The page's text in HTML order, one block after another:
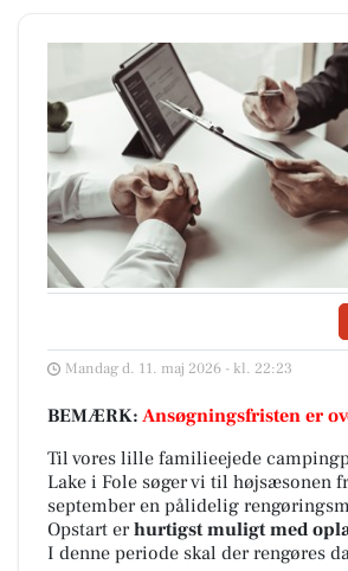
Mandag d. 11. maj 2026 - kl. 22:23
BEMÆRK: Ansøgningsfristen er
Til vores lille familieejede
Lake i Fole søger vi til højsæsonen
september en pålidelig
Opstart erhurtigst muligt med
I denne periode skal der rengøres